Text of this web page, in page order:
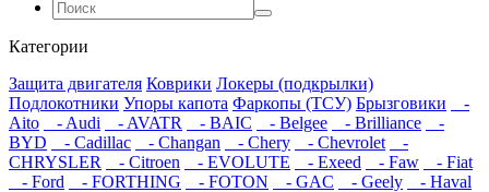
Категории
Защита двигателя Коврики Локеры (подкрылки)
Подлокотники Упоры капота Фаркопы (ТСУ) Брызговики
-
Aito
- Audi - AVATR - BAIC - Belgee - Brilliance
-
BYD
- Cadillac - Changan - Chery - Chevrolet
-
CHRYSLER
- Citroen - EVOLUTE - Exeed - Faw
- Fiat
- Ford
- FORTHING - FOTON - GAC - Geely
- Haval